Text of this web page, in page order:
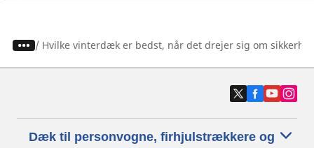
/ Hvilke vinterdæk er bedst, når det drejer sig om
Dæk til personvogne, firhjulstrækkere og